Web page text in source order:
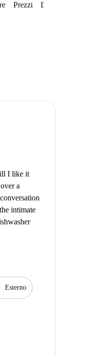
Prezzi Disponibilità
I like it
a
intimate
Esterno